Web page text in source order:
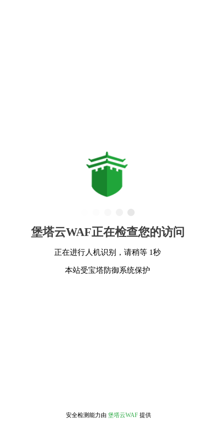
堡塔云WAF正在检查您的访问
正在进行人机识别，请稍等 1秒
本站受宝塔防御系统保护
安全检测能力由 堡塔云WAF 提供